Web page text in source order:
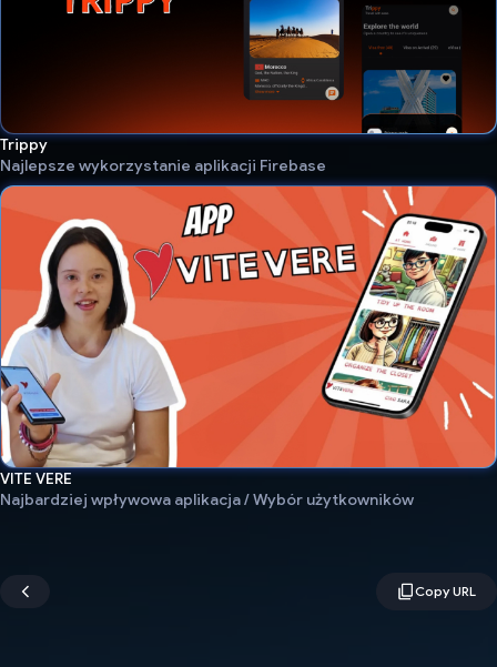
Trippy
Najlepsze wykorzystanie aplikacji Firebase
VITE VERE
Najbardziej wpływowa aplikacja / Wybór użytkowników